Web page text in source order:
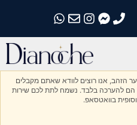
התקשרו אלינו
התקשרו אלינו
התקשרו אלינו
התקשרו אלינו
התקשרו אלינו
הזהב, אנו רוצים לוודא שאתם מקבלים
להערכה בלבד. נשמח לתת לכם שירות
בוואטסאפ.